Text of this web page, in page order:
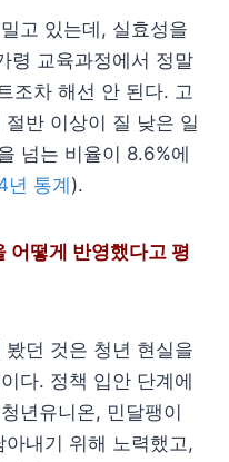
고 있는데, 실효성을
령 교육과정에서 정말
조차 해선 안 된다. 고
반 이상이 질 낮은 일
넘는 비율이 8.6%에
년 통계 ).
어떻게 반영했다고 평
던 것은 청년 현실을
다. 정책 입안 단계에
년유니온, 민달팽이
내기 위해 노력했고,